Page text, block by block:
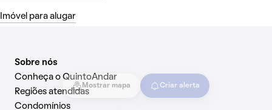
Mostrar mapa Criar alerta
Imóvel para alugar
Sobre nós
Conheça o QuintoAndar
Regiões atendidas
Condomínios